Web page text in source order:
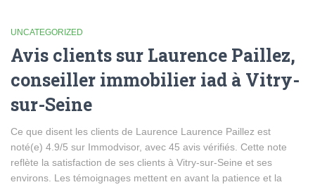
UNCATEGORIZED
Avis clients sur Laurence Paillez,
conseiller immobilier iad à Vitry-
sur-Seine
Ce que disent les clients de Laurence Laurence Paillez est
noté(e) 4.9/5 sur Immodvisor, avec 45 avis vérifiés. Cette note
reflète la satisfaction de ses clients à Vitry-sur-Seine et ses
environs. Les témoignages mettent en avant la patience et la